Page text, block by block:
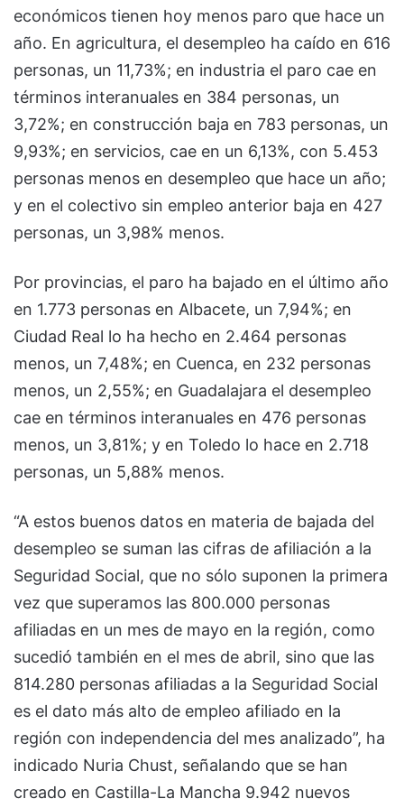
económicos tienen hoy menos paro que hace un
año. En agricultura, el desempleo ha caído en 616
personas, un 11,73%; en industria el paro cae en
términos interanuales en 384 personas, un
3,72%; en construcción baja en 783 personas, un
9,93%; en servicios, cae en un 6,13%, con 5.453
personas menos en desempleo que hace un año;
y en el colectivo sin empleo anterior baja en 427
personas, un 3,98% menos.
Por provincias, el paro ha bajado en el último año
en 1.773 personas en Albacete, un 7,94%; en
Ciudad Real lo ha hecho en 2.464 personas
menos, un 7,48%; en Cuenca, en 232 personas
menos, un 2,55%; en Guadalajara el desempleo
cae en términos interanuales en 476 personas
menos, un 3,81%; y en Toledo lo hace en 2.718
personas, un 5,88% menos.
“A estos buenos datos en materia de bajada del
desempleo se suman las cifras de afiliación a la
Seguridad Social, que no sólo suponen la primera
vez que superamos las 800.000 personas
afiliadas en un mes de mayo en la región, como
sucedió también en el mes de abril, sino que las
814.280 personas afiliadas a la Seguridad Social
es el dato más alto de empleo afiliado en la
región con independencia del mes analizado”, ha
indicado Nuria Chust, señalando que se han
creado en Castilla-La Mancha 9.942 nuevos